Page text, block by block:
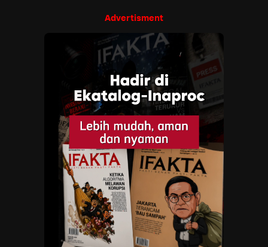
Advertisment